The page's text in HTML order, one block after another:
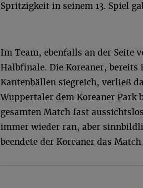
Spritzigkeit in seinem 13. Spiel
Im Team, ebenfalls an der Seite
Halbfinale. Die Koreaner,
Kantenbällen siegreich, verließ
Wuppertaler dem Koreaner Park
gesamten Match fast
immer wieder ran, aber
beendete der Koreaner das